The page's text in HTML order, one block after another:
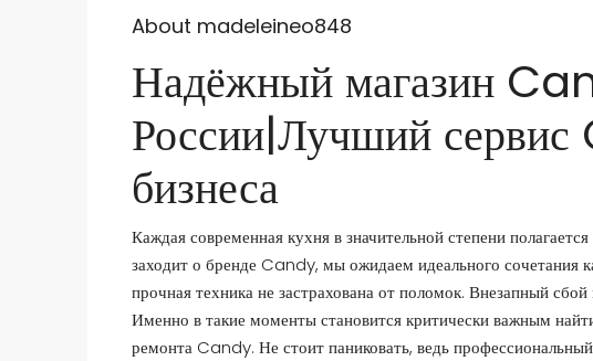
About madeleineo848
Надёжный магазин
России|Лучший
бизнеса
Каждая современная кухня в значительной степени
заходит о бренде Candy, мы ожидаем идеального сочетания
прочная техника не застрахована от поломок. Внезапный
Именно в такие моменты становится критически важным
ремонта Candy. Не стоит паниковать, ведь